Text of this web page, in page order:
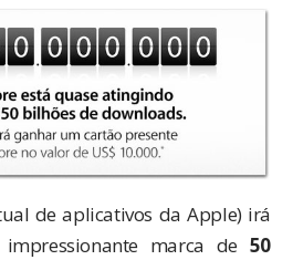
de aplicativos da Apple) irá
marca de 50